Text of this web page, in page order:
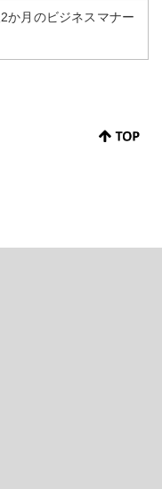
か月のビジネスマナー